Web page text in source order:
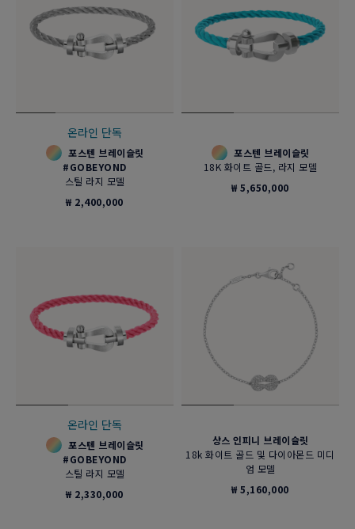
온라인 단독
포스텐 브레이슬릿
#GOBEYOND
스틸 라지 모델
₩ 2,400,000
포스텐 브레이슬릿
18K 화이트 골드, 라지 모델
₩ 5,650,000
온라인 단독
포스텐 브레이슬릿
#GOBEYOND
스틸 라지 모델
₩ 2,330,000
샹스 인피니 브레이슬릿
18k 화이트 골드 및 다이아몬드 미디
엄 모델
₩ 5,160,000